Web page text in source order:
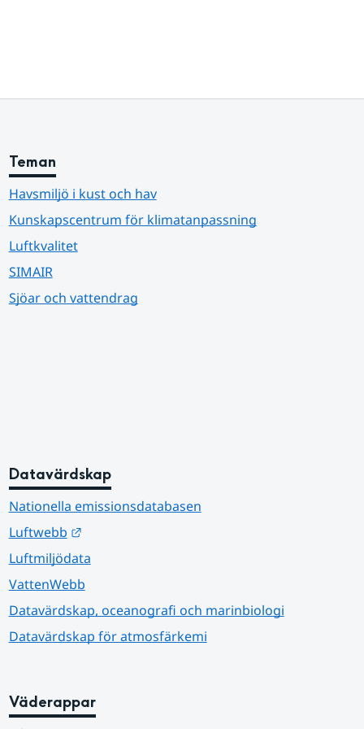
Teman
Havsmiljö i kust och hav
Kunskapscentrum för klimatanpassning
Luftkvalitet
SIMAIR
Sjöar och vattendrag
Datavärdskap
Nationella emissionsdatabasen
Luftwebb
Länk till annan webbplats.
Luftmiljödata
VattenWebb
Datavärdskap, oceanografi och marinbiologi
Datavärdskap för atmosfärkemi
Väderappar